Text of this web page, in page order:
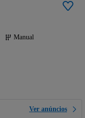
Manual
Ver anúncios